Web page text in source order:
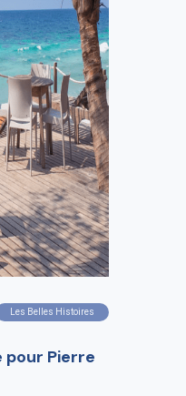
Les Belles Histoires
pour Pierre